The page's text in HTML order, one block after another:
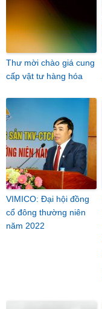
Thư mời chào giá cung
cấp vật tư hàng hóa
VIMICO: Đại hội đồng
cổ đông thường niên
năm 2022